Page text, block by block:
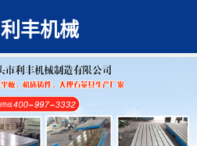
利丰机械